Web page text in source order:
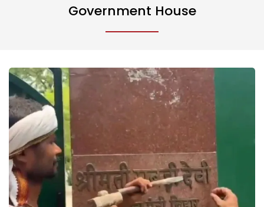
Government House